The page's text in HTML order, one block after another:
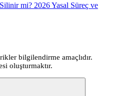
mi? 2026 Yasal Süreç ve
bilgilendirme amaçlıdır.
oluşturmaktır.